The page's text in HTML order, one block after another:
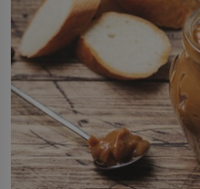
vrahů,
Je 27.